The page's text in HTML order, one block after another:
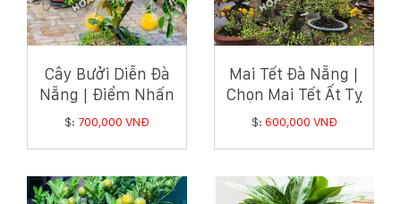
Cây Bưởi Diễn Đà
Nẵng | Điểm Nhấn
Rực Rỡ Cho Tết Ất
$: 700,000 VNĐ
Mai Tết Đà Nẵng |
Chọn Mai Tết Ất Tỵ
Đẹp Tại Hoa Và Đá
$: 600,000 VNĐ